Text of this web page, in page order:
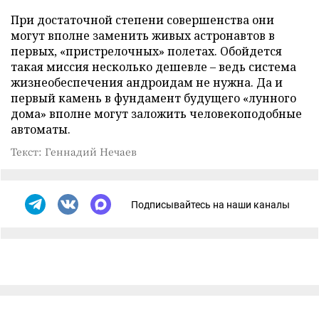
При достаточной степени совершенства они
могут вполне заменить живых астронавтов в
первых, «пристрелочных» полетах. Обойдется
такая миссия несколько дешевле – ведь система
жизнеобеспечения андроидам не нужна. Да и
первый камень в фундамент будущего «лунного
дома» вполне могут заложить человекоподобные
автоматы.
Текст: Геннадий Нечаев
Подписывайтесь на наши каналы